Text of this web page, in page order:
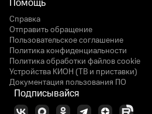
Помощь
Справка
Отправить обращение
Пользовательское соглашение
Политика конфиденциальности
Политика обработки файлов cookie
Устройства КИОН (ТВ и приставки)
Документация пользования ПО
Подписывайся